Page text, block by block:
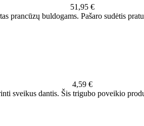
51,95 €
prancūzų buldogams. Pašaro sudėtis
4,59 €
sveikus dantis. Šis trigubo poveikio